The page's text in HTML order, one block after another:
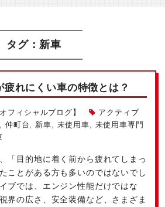
タグ：新車
れにくい車の特徴とは？
フィシャルブログ】
アクティブ
仲町台 新車 未使用車
未使用車専門
「目的地に着く前から疲れてしまっ
ことがある方も多いのではないでし
ブでは、エンジン性能だけではな
界の広さ、安全装備など、さまざま